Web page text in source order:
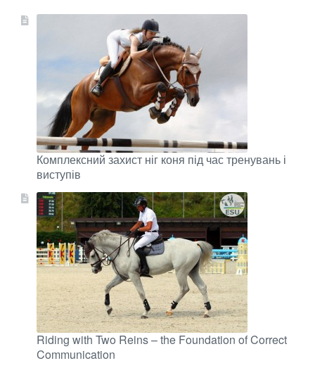
Комплексний захист ніг коня під час тренувань і
виступів
Riding with Two Reins – the Foundation of Correct
Communication